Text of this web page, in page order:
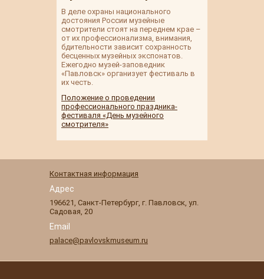
В деле охраны национального
достояния России музейные
смотрители стоят на переднем крае –
от их профессионализма, внимания,
бдительности зависит сохранность
бесценных музейных экспонатов.
Ежегодно музей-заповедник
«Павловск» организует фестиваль в
их честь.
Положение о проведении
профессионального праздника-
фестиваля «День музейного
смотрителя»
Контактная информация
Адрес
196621 , Санкт-Петербург, г. Павловск, ул.
Садовая, 20
Email
palace@pavlovskmuseum.ru